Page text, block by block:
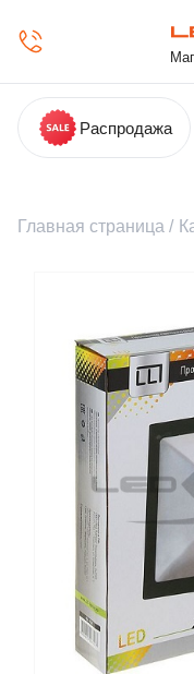
Распродажа
Главная страница /